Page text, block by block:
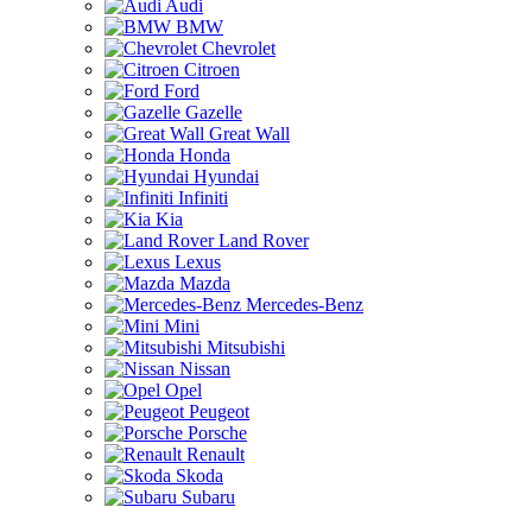
Audi
BMW
Chevrolet
Citroen
Ford
Gazelle
Great Wall
Honda
Hyundai
Infiniti
Kia
Land Rover
Lexus
Mazda
Mercedes-Benz
Mini
Mitsubishi
Nissan
Opel
Peugeot
Porsche
Renault
Skoda
Subaru